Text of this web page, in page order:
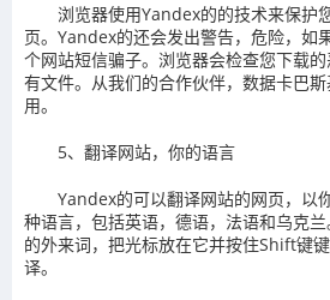
浏览器使用Yandex的的技术来保护
页。Yandex的还会发出警告，危险，如
个网站短信骗子。浏览器会检查您下载
有文件。从我们的合作伙伴，数据卡巴
用。
5、翻译网站，你的语言
Yandex的可以翻译网站的网页，以
种语言，包括英语，德语，法语和乌克
的外来词，把光标放在它并按住Shift键
译。